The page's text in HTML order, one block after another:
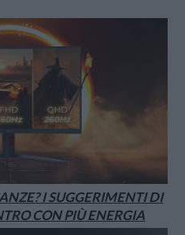
I SUGGERIMENTI DI
CON PIÙ ENERGIA